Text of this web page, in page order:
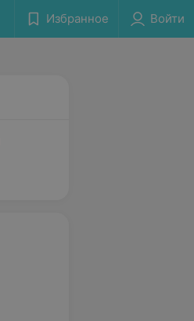
Избранное Войти